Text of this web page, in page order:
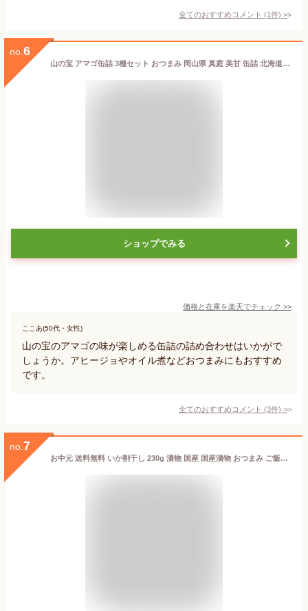
全てのおすすめコメント (1件) >
no. 6
山の宝 アマゴ缶詰 3種セット おつまみ 岡山県 真庭 美甘 缶詰 北海道沖縄一部地域配送不可
ショップでみる
価格と在庫を楽天でチェック >>
ここあ(50代・女性)
山の宝のアマゴの味が楽しめる缶詰の詰め合わせはいかがで
しょうか。アヒージョやオイル煮などおつまみにもおすすめ
です。
全てのおすすめコメント (3件) >
no. 7
お中元 送料無料 いか割干し 230g 漬物 国産 国産漬物 おつまみ ご飯のお供 家飲み 買い回り やみつき メール便 グルメ食品 お取り寄せ 対象 岡山 父の日